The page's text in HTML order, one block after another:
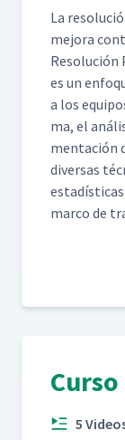
La
mejo­ra
Res­olu­ción
es un
a los
ma, el
mentación
diver­sas
mar­co de
5